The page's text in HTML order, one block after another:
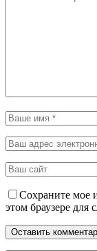
Сохраните мое
этом браузере для